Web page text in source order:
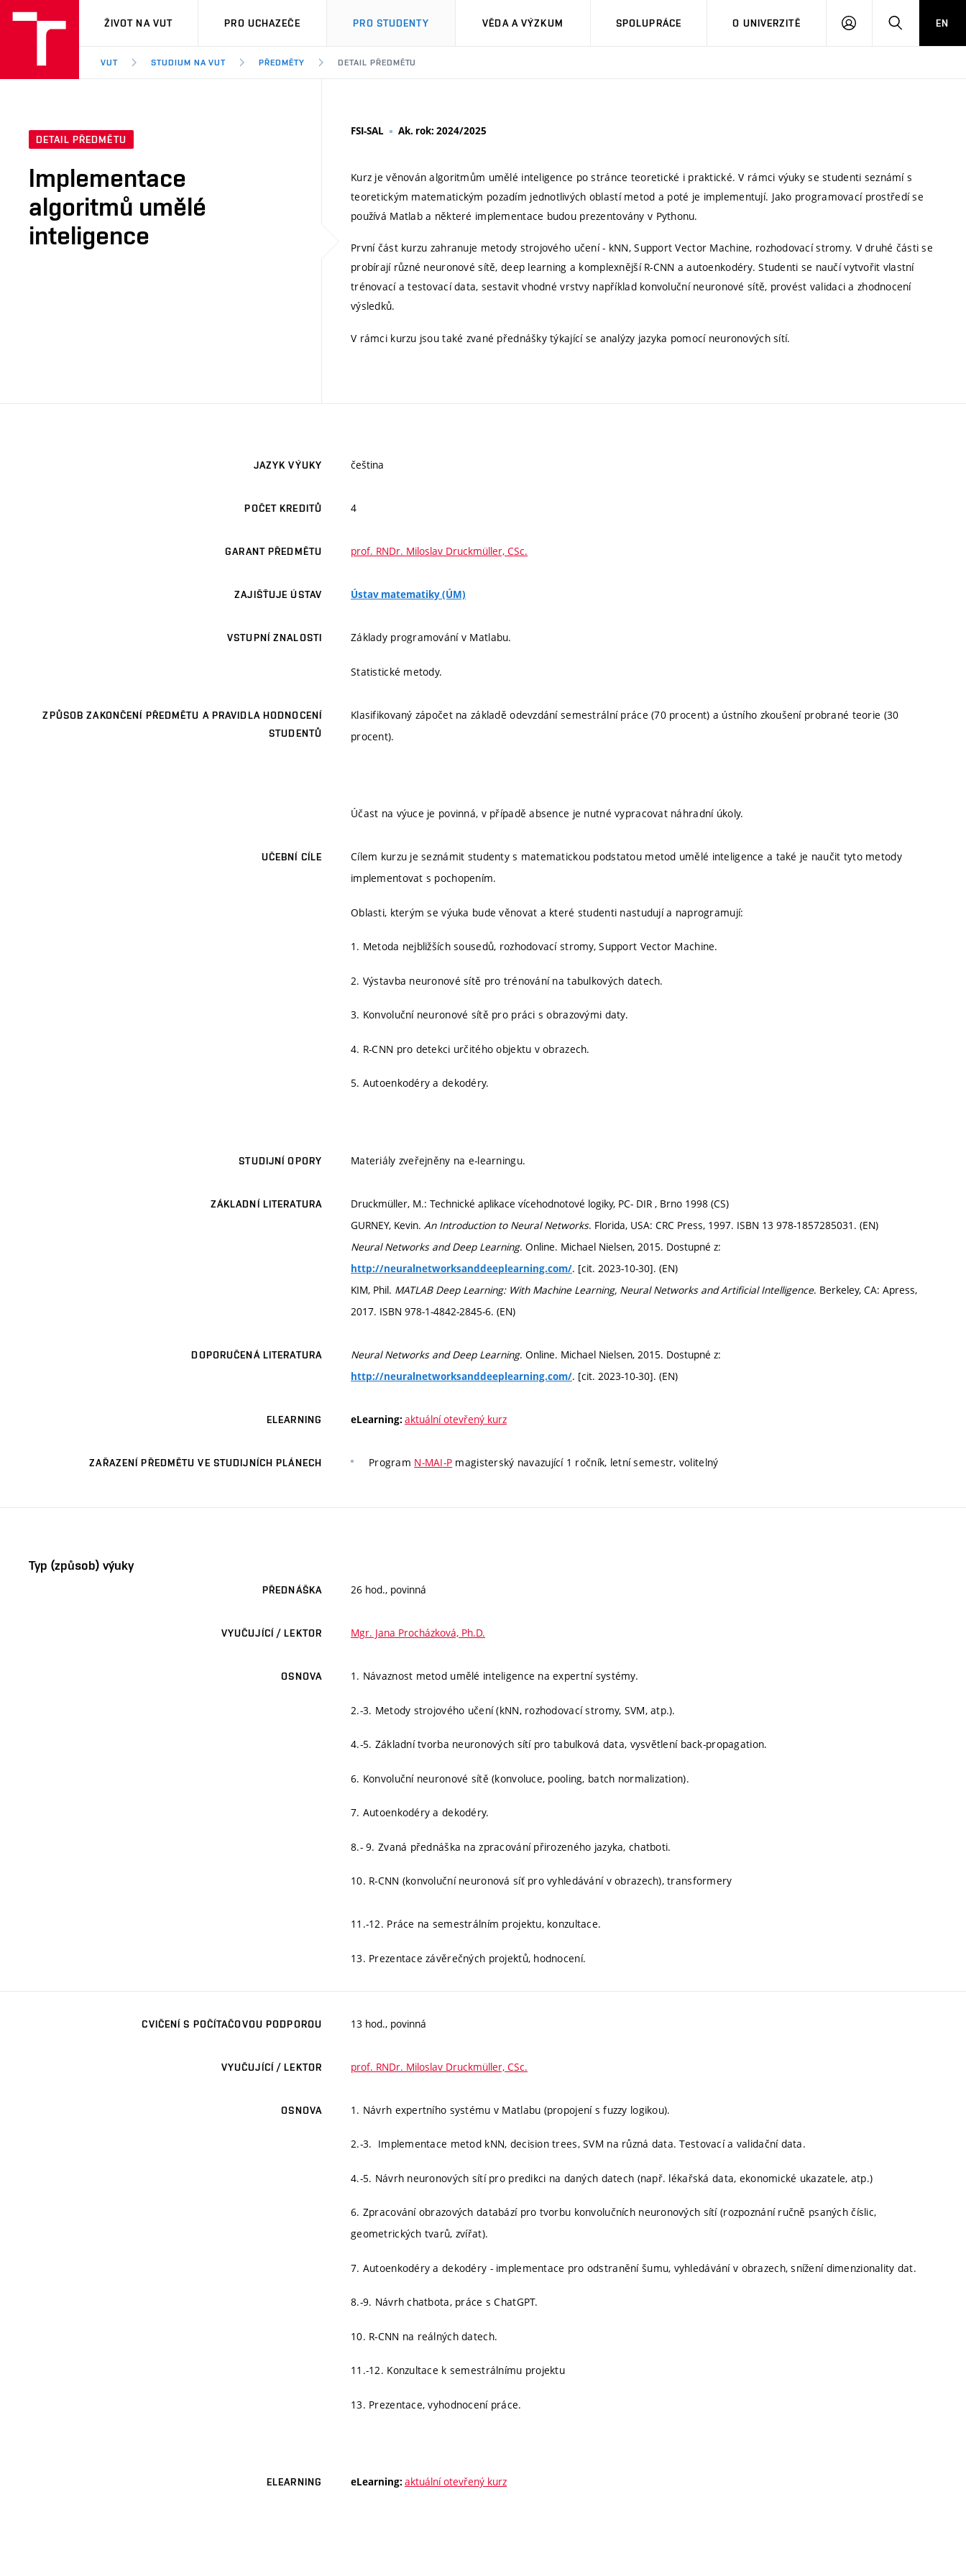
VUT
ŽIVOT NA VUT PRO UCHAZEČE PRO STUDENTY VĚDA A VÝZKUM SPOLUPRÁCE O UNIVERZITĚ
PŘIHLÁSIT HLEDATEN
VUT STUDIUM NA VUT PŘEDMĚTY DETAIL PŘEDMĚTU
DETAIL PŘEDMĚTU
Implementace
algoritmů umělé
inteligence
FSI-SAL Ak. rok: 2024/2025
Kurz je věnován algoritmům umělé inteligence po stránce teoretické i praktické. V rámci výuky se studenti seznámí s
teoretickým matematickým pozadím jednotlivých oblastí metod a poté je implementují. Jako programovací prostředí se
používá Matlab a některé implementace budou prezentovány v Pythonu.
První část kurzu zahranuje metody strojového učení - kNN, Support Vector Machine, rozhodovací stromy. V druhé části se
probírají různé neuronové sítě, deep learning a komplexnější R-CNN a autoenkodéry. Studenti se naučí vytvořit vlastní
trénovací a testovací data, sestavit vhodné vrstvy například konvoluční neuronové sítě, provést validaci a zhodnocení
výsledků.
V rámci kurzu jsou také zvané přednášky týkající se analýzy jazyka pomocí neuronových sítí.
JAZYK VÝUKY čeština
POČET KREDITŮ 4
GARANT PŘEDMĚTU prof. RNDr. Miloslav Druckmüller, CSc.
ZAJIŠŤUJE ÚSTAV Ústav matematiky (ÚM)
VSTUPNÍ ZNALOSTI Základy programování v Matlabu.
Statistické metody.
ZPŮSOB ZAKONČENÍ PŘEDMĚTU A PRAVIDLA HODNOCENÍ
STUDENTŮ
Klasifikovaný zápočet na základě odevzdání semestrální práce (70 procent) a ústního zkoušení probrané teorie (30
procent).
Účast na výuce je povinná, v případě absence je nutné vypracovat náhradní úkoly.
UČEBNÍ CÍLE
Cílem kurzu je seznámit studenty s matematickou podstatou metod umělé inteligence a také je naučit tyto metody
implementovat s pochopením.
Oblasti, kterým se výuka bude věnovat a které studenti nastudují a naprogramují:
1. Metoda nejbližších sousedů, rozhodovací stromy, Support Vector Machine.
2. Výstavba neuronové sítě pro trénování na tabulkových datech.
3. Konvoluční neuronové sítě pro práci s obrazovými daty.
4. R-CNN pro detekci určitého objektu v obrazech.
5. Autoenkodéry a dekodéry.
STUDIJNÍ OPORY Materiály zveřejněny na e-learningu.
ZÁKLADNÍ LITERATURA
Druckmüller, M.: Technické aplikace vícehodnotové logiky, PC- DIR , Brno 1998 (CS)
GURNEY, Kevin. An Introduction to Neural Networks. Florida, USA: CRC Press, 1997. ISBN 13 978-1857285031. (EN)
Neural Networks and Deep Learning. Online. Michael Nielsen, 2015. Dostupné z:
http://neuralnetworksanddeeplearning.com/. [cit. 2023-10-30]. (EN)
KIM, Phil. MATLAB Deep Learning: With Machine Learning, Neural Networks and Artificial Intelligence. Berkeley, CA: Apress,
2017. ISBN 978-1-4842-2845-6. (EN)
DOPORUČENÁ LITERATURA Neural Networks and Deep Learning. Online. Michael Nielsen, 2015. Dostupné z:
http://neuralnetworksanddeeplearning.com/. [cit. 2023-10-30]. (EN)
ELEARNING eLearning: aktuální otevřený kurz
ZAŘAZENÍ PŘEDMĚTU VE STUDIJNÍCH PLÁNECH Program N-MAI-P magisterský navazující 1 ročník, letní semestr, volitelný
Typ (způsob) výuky
PŘEDNÁŠKA 26 hod., povinná
VYUČUJÍCÍ / LEKTOR Mgr. Jana Procházková, Ph.D.
OSNOVA 1. Návaznost metod umělé inteligence na expertní systémy.
2.-3. Metody strojového učení (kNN, rozhodovací stromy, SVM, atp.).
4.-5. Základní tvorba neuronových sítí pro tabulková data, vysvětlení back-propagation.
6. Konvoluční neuronové sítě (konvoluce, pooling, batch normalization).
7. Autoenkodéry a dekodéry.
8.- 9. Zvaná přednáška na zpracování přirozeného jazyka, chatboti.
10. R-CNN (konvoluční neuronová síť pro vyhledávání v obrazech), transformery
11.-12. Práce na semestrálním projektu, konzultace.
13. Prezentace závěrečných projektů, hodnocení.
CVIČENÍ S POČÍTAČOVOU PODPOROU 13 hod., povinná
VYUČUJÍCÍ / LEKTOR prof. RNDr. Miloslav Druckmüller, CSc.
OSNOVA 1. Návrh expertního systému v Matlabu (propojení s fuzzy logikou).
2.-3. Implementace metod kNN, decision trees, SVM na různá data. Testovací a validační data.
4.-5. Návrh neuronových sítí pro predikci na daných datech (např. lékařská data, ekonomické ukazatele, atp.)
6. Zpracování obrazových databází pro tvorbu konvolučních neuronových sítí (rozpoznání ručně psaných číslic,
geometrických tvarů, zvířat).
7. Autoenkodéry a dekodéry - implementace pro odstranění šumu, vyhledávání v obrazech, snížení dimenzionality dat.
8.-9. Návrh chatbota, práce s ChatGPT.
10. R-CNN na reálných datech.
11.-12. Konzultace k semestrálnímu projektu
13. Prezentace, vyhodnocení práce.
ELEARNING eLearning: aktuální otevřený kurz